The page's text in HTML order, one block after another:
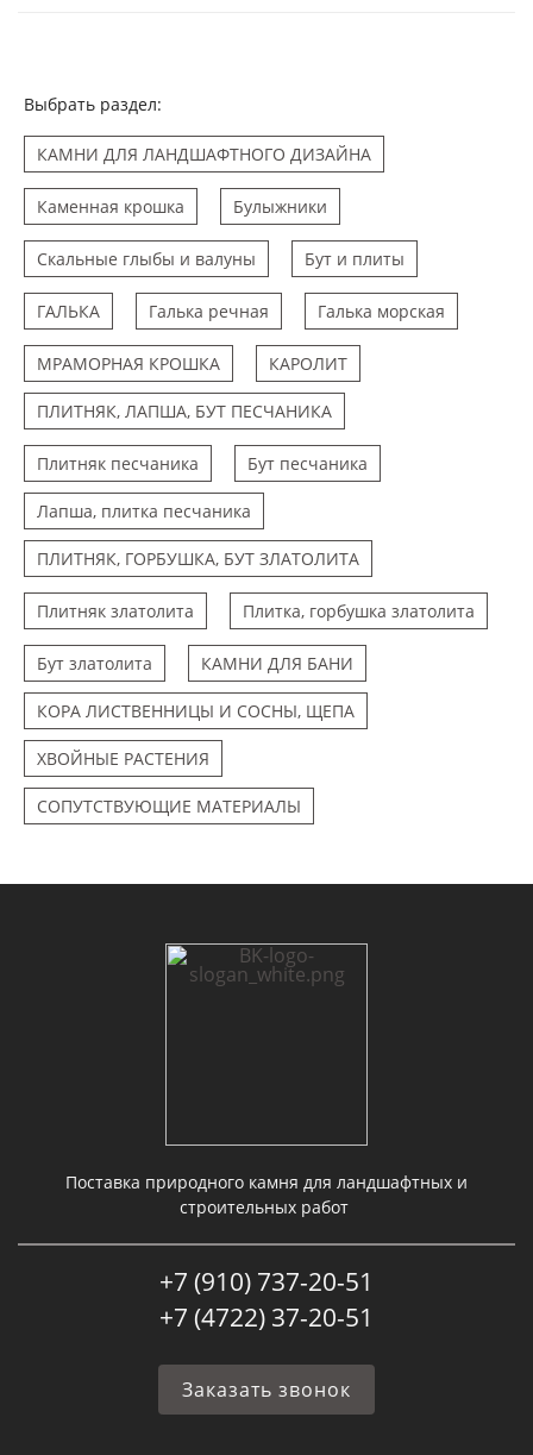
Выбрать раздел:
КАМНИ ДЛЯ ЛАНДШАФТНОГО ДИЗАЙНА
Каменная крошка Булыжники
Скальные глыбы и валуны Бут и плиты
ГАЛЬКА Галька речная Галька морская
МРАМОРНАЯ КРОШКА КАРОЛИТ
ПЛИТНЯК, ЛАПША, БУТ ПЕСЧАНИКА
Плитняк песчаника Бут песчаника
Лапша, плитка песчаника
ПЛИТНЯК, ГОРБУШКА, БУТ ЗЛАТОЛИТА
Плитняк златолита Плитка, горбушка златолита
Бут златолита КАМНИ ДЛЯ БАНИ
КОРА ЛИСТВЕННИЦЫ И СОСНЫ, ЩЕПА
ХВОЙНЫЕ РАСТЕНИЯ
СОПУТСТВУЮЩИЕ МАТЕРИАЛЫ
Поставка природного камня для ландшафтных и
строительных работ
+7 (910) 737-20-51
+7 (4722) 37-20-51
Заказать звонок